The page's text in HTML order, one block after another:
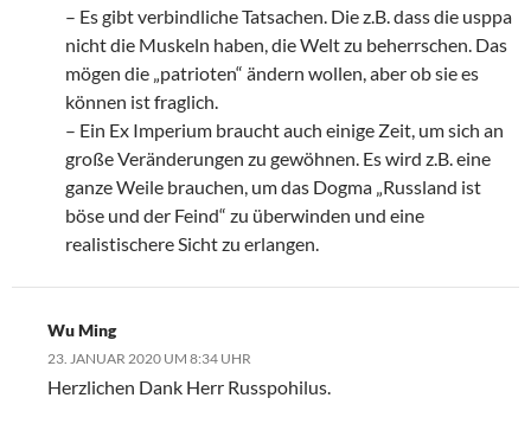
– Es gibt verbindliche Tatsachen. Die z.B. dass die usppa
nicht die Muskeln haben, die Welt zu beherrschen. Das
mögen die „patrioten“ ändern wollen, aber ob sie es
können ist fraglich.
– Ein Ex Imperium braucht auch einige Zeit, um sich an
große Veränderungen zu gewöhnen. Es wird z.B. eine
ganze Weile brauchen, um das Dogma „Russland ist
böse und der Feind“ zu überwinden und eine
realistischere Sicht zu erlangen.
Wu Ming
23. JANUAR 2020 UM 8:34 UHR
Herzlichen Dank Herr Russpohilus.